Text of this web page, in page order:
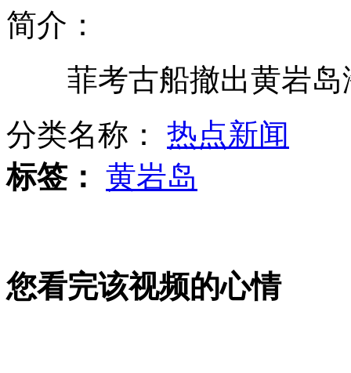
美公开部分"内衣炸弹"袭击阴谋细节
简介：
菲考古船撤出黄岩岛
分类名称： 热点新闻
标签： 黄岩岛
您看完该视频的心情